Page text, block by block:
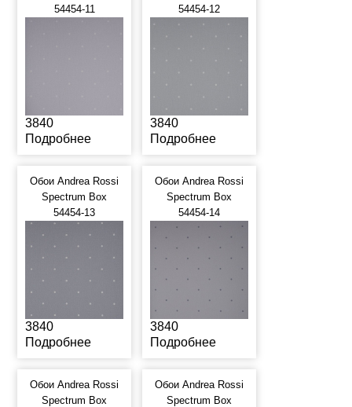
54454-11
3840
Подробнее
54454-12
3840
Подробнее
Обои Andrea Rossi
Spectrum Box
54454-13
3840
Подробнее
Обои Andrea Rossi
Spectrum Box
54454-14
3840
Подробнее
Обои Andrea Rossi
Spectrum Box
Обои Andrea Rossi
Spectrum Box